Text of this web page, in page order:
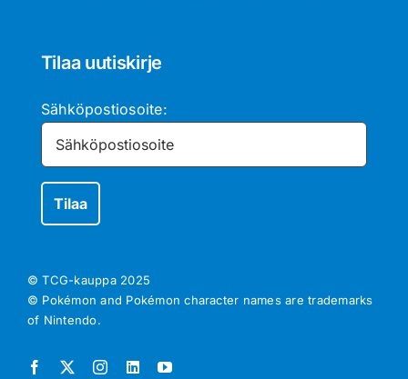
Tilaa uutiskirje
Sähköpostiosoite:
© TCG-kauppa 2025
© Pokémon and Pokémon character names are trademarks
of Nintendo.